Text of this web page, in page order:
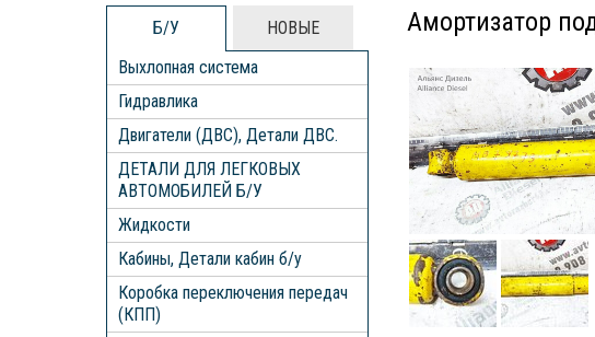
Б/У
НОВЫЕ
Выхлопная система
Гидравлика
Двигатели (ДВС), Детали ДВС.
ДЕТАЛИ ДЛЯ ЛЕГКОВЫХ
АВТОМОБИЛЕЙ Б/У
Жидкости
Кабины, Детали кабин б/у
Коробка переключения передач
(КПП)
Амортизатор